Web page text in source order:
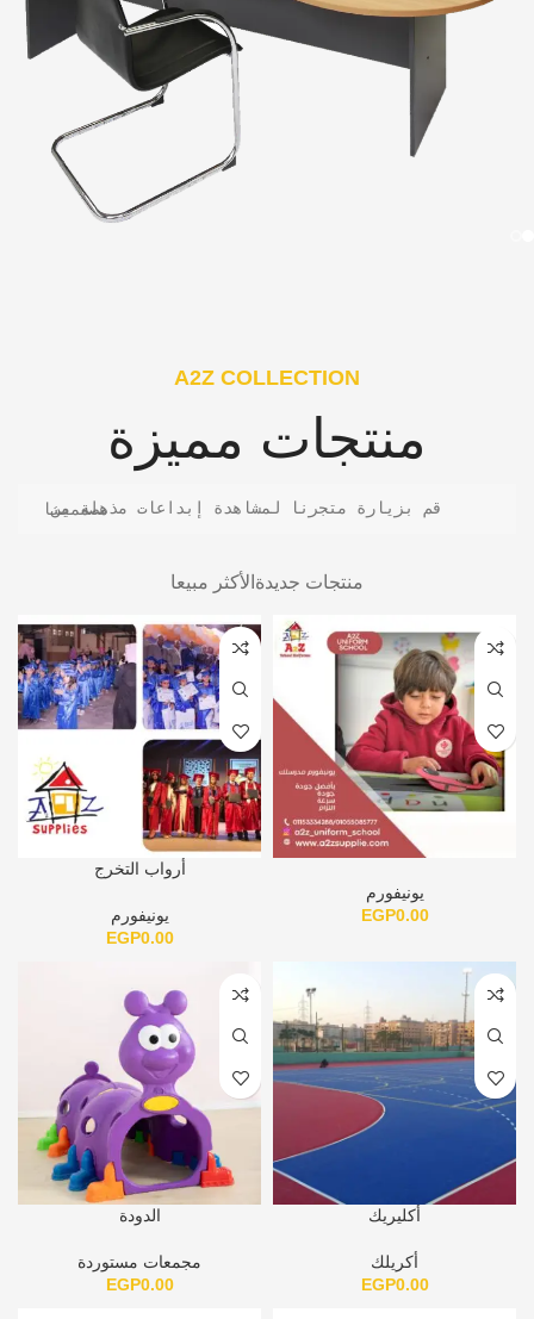
A2Z COLLECTION
منتجات مميزة
قم بزيارة متجرنا لمشاهدة إبداعات مذهلة من مصممينا
منتجات جديدة الأكثر مبيعا
يونيفورم
EGP0.00
أرواب التخرج
يونيفورم
EGP0.00
أكليريك
أكريلك
EGP0.00
الدودة
مجمعات مستوردة
EGP0.00